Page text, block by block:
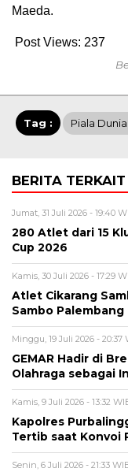
Maeda.
Post Views: 237
Tag : Piala
BERITA TERKAIT
Jumat, 31 Juli 2026 - 19:40
280 Atlet dari 15
Cup 2026
Kamis, 30 Juli 2026 - 17:29
Atlet Cikarang
Sambo Palembang
Minggu, 19 Juli 2026 - 20:37
GEMAR Hadir di
Olahraga sebagai
Kamis, 9 Juli 2026 - 13:32
Kapolres
Tertib saat Konvoi
Senin, 6 Juli 2026 - 21:33